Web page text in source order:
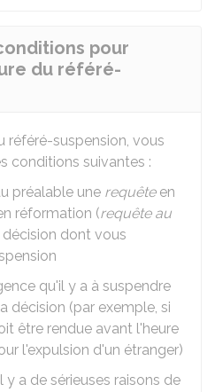
pour
du référé-
référé-suspension, vous
conditions suivantes :
préalable une requêteen
réformation (requête au
dont vous
qu'il y a à suspendre
décision (par exemple, si
être rendue avant l'heure
l'expulsion d'un étranger)
y a de sérieuses raisons de